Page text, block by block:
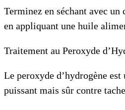
Terminez en séchant avec
en appliquant une huile
Traitement au Peroxyde
Le peroxyde d’hydrogène
puissant mais sûr contre